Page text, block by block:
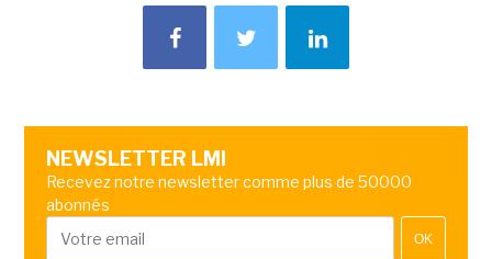
NEWSLETTER LMI
Recevez notre newsletter comme plus de 50000
abonnés
OK